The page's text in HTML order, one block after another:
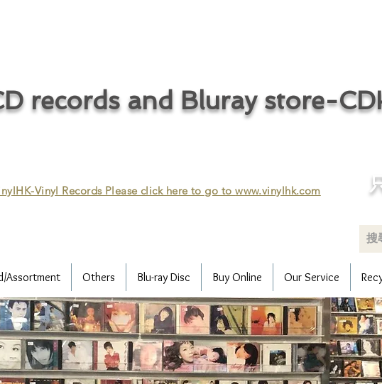
records and Bluray store-
Vinyl Records Please click here to go towww.vinylhk.com
Assortment Others Blu-ray Disc Buy Online Our Service